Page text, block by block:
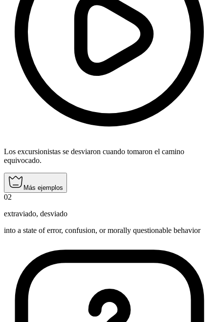
Los excursionistas se desviaron cuando tomaron el camino
equivocado.
Más ejemplos
02
extraviado, desviado
into a state of error, confusion, or morally questionable behavior